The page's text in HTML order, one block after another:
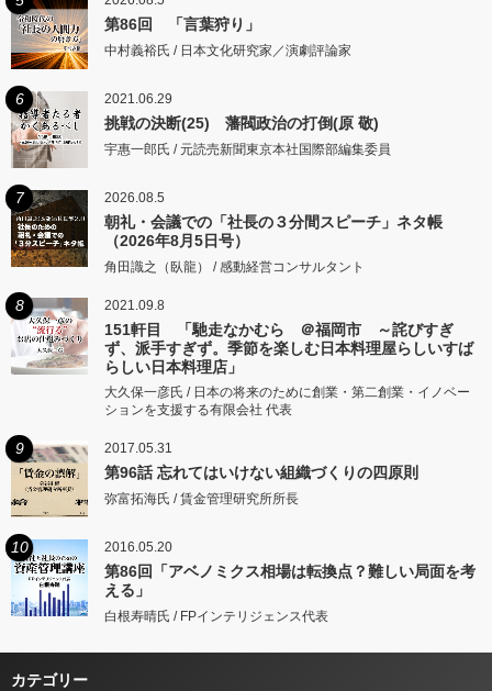
第86回 「言葉狩り」
中村義裕氏 / 日本文化研究家／演劇評論家
6 2021.06.29
挑戦の決断(25) 藩閥政治の打倒(原 敬)
宇惠一郎氏 / 元読売新聞東京本社国際部編集委員
7 2026.08.5
朝礼・会議での「社長の３分間スピーチ」ネタ帳
（2026年8月5日号）
角田識之（臥龍） / 感動経営コンサルタント
8 2021.09.8
151軒目 「馳走なかむら ＠福岡市 ～詫びすぎ
ず、派手すぎず。季節を楽しむ日本料理屋らしいすば
らしい日本料理店」
大久保一彦氏 / 日本の将来のために創業・第二創業・イノベー
ションを支援する有限会社 代表
9 2017.05.31
第96話 忘れてはいけない組織づくりの四原則
弥富拓海氏 / 賃金管理研究所所長
10 2016.05.20
第86回「アベノミクス相場は転換点？難しい局面を考
える」
白根寿晴氏 / FPインテリジェンス代表
カテゴリー